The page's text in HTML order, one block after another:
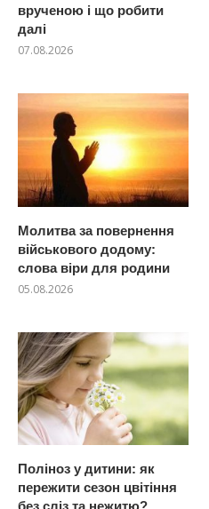
врученою і що робити
далі
07.08.2026
Молитва за повернення
військового додому:
слова віри для родини
05.08.2026
Поліноз у дитини: як
пережити сезон цвітіння